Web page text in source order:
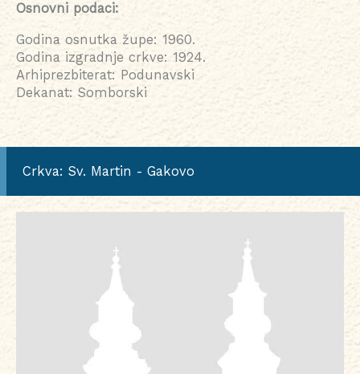
Osnovni podaci:
Godina osnutka župe: 1960.
Godina izgradnje crkve: 1924.
Arhiprezbiterat: Podunavski
Dekanat: Somborski
Crkva: Sv. Martin - Gakovo